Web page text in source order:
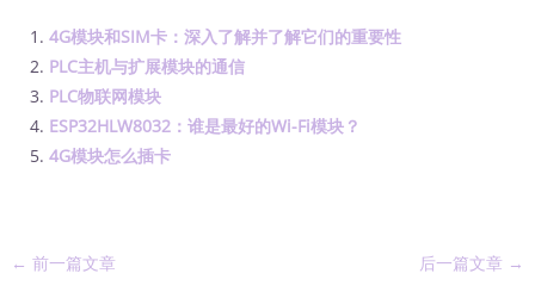
4G模块和SIM卡：深入了解并了解它们的重要性
PLC主机与扩展模块的通信
PLC物联网模块
ESP32HLW8032：谁是最好的Wi-Fi模块？
4G模块怎么插卡
← 前一篇文章 后一篇文章 →